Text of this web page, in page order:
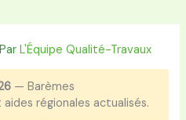
L'Équipe Qualité-Travaux
— Barèmes
aides régionales actualisés.